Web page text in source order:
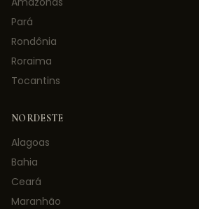
Pará
Rondônia
Roraima
Tocantins
NORDESTE
Alagoas
Bahia
Ceará
Maranhão